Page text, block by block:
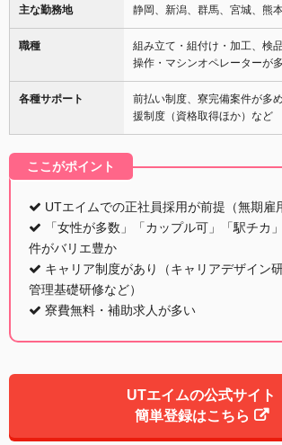
主な勤務地 静岡、新潟、群馬、宮城、熊
職種
組み立て・組付け・加工、検
操作・マシンオペレーターが
各種サポート
前払い制度、寮完備案件が多
援制度（資格取得ほか）など
ここがポイント
UTエイムでの正社員採用が前提（無期雇
「女性が多数」「カップル可」「駅チカ
件がバリエ豊か
キャリア制度があり（キャリアデザイン
管理基礎研修など）
寮費無料・補助求人が多い
UTエイムの公式サイト
簡単登録はこちら